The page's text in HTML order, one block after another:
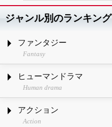
ジャンル別のランキング
ファンタジー
Fantasy
ヒューマンドラマ
Human drama
アクション
Action